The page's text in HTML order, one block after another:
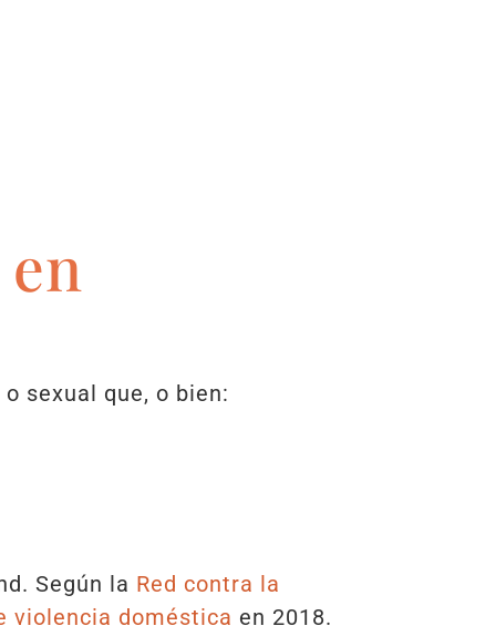
sexual que, o bien:
Según la Red contra la
violencia doméstica en 2018.